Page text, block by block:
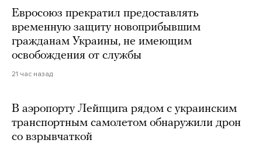
Евросоюз прекратил предоставлять
временную защиту новоприбывшим
гражданам Украины, не имеющим
освобождения от службы
21 час назад
В аэропорту Лейпцига рядом с украинским
транспортным самолетом обнаружили дрон
со взрывчаткой